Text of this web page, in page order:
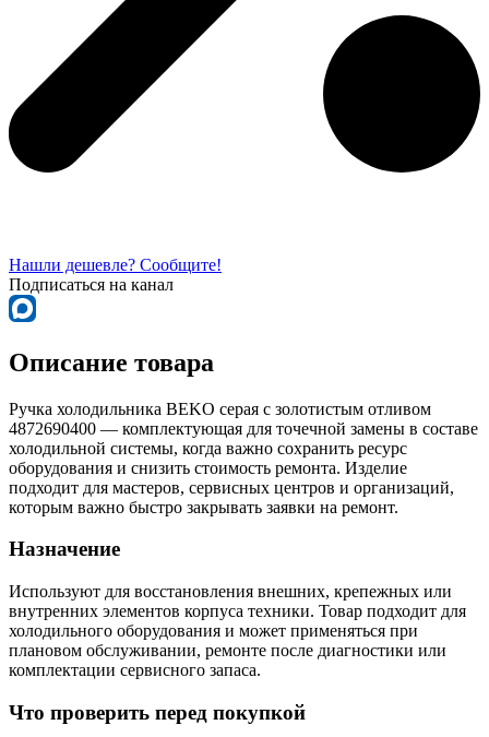
Нашли дешевле? Сообщите!
Подписаться на канал
Описание товара
Ручка холодильника BEKO серая с золотистым отливом
4872690400 — комплектующая для точечной замены в составе
холодильной системы, когда важно сохранить ресурс
оборудования и снизить стоимость ремонта. Изделие
подходит для мастеров, сервисных центров и организаций,
которым важно быстро закрывать заявки на ремонт.
Назначение
Используют для восстановления внешних, крепежных или
внутренних элементов корпуса техники. Товар подходит для
холодильного оборудования и может применяться при
плановом обслуживании, ремонте после диагностики или
комплектации сервисного запаса.
Что проверить перед покупкой